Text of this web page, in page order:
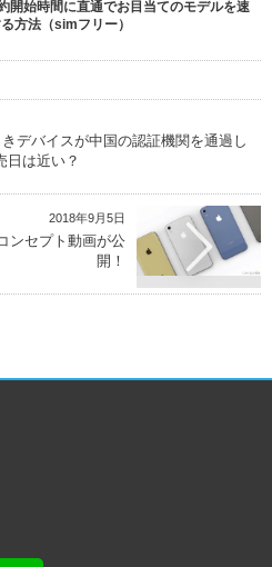
開始時間に直通でお目当てのモデルを速
方法（simフリー）
デバイスが中国の認証機関を通過し
日は近い？
2018年9月5日
ンセプト動画が公
開！